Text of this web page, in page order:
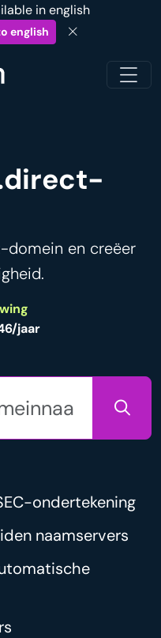
in english
english
domein en creëer
jaar
ondertekening
naamservers